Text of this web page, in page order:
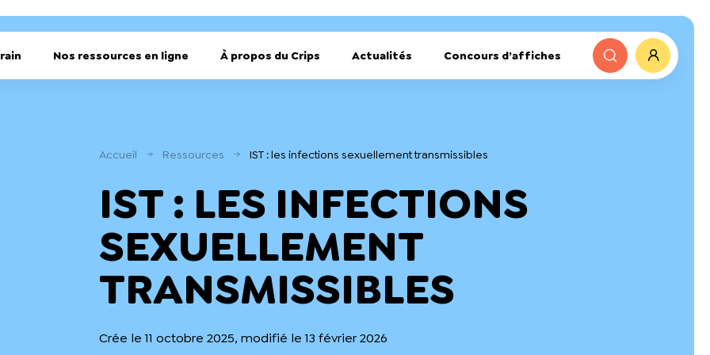
Nos ressources en ligne À propos du Crips Actualités Concours d’affiches
Accueil Ressources IST : les infections sexuellement transmissibles
IST : LES INFECTIONS
SEXUELLEMENT
TRANSMISSIBLES
Crée le 11 octobre 2025, modifié le 13 février 2026